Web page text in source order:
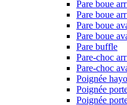
Pare boue
Pare boue
Pare boue
Pare boue
Pare buffle
Pare-choc
Pare-choc
Poignée
Poignée
Poignée